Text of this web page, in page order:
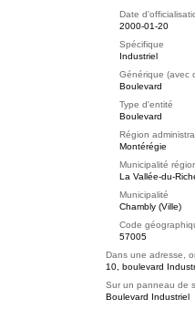
Date
2000-01-20
Spécifique
Industriel
Générique (avec
Boulevard
Type d'entité
Boulevard
Région
Montérégie
Municipalité
La Vallée-du-
Municipalité
Chambly (Ville)
Code
57005
Dans une adresse,
10, boulevard
Sur un panneau de
Boulevard Industriel